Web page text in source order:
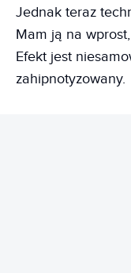
Jednak teraz
Mam ją na
Efekt jest
zahipnotyzowany.